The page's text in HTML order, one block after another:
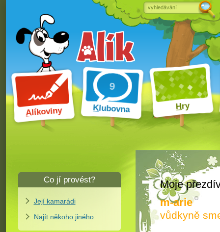
Alíkoviny Klubovna Hry
Moje
m-arie
vůdkyně
Co jí provést?
Její kamarádi
Najít někoho jiného